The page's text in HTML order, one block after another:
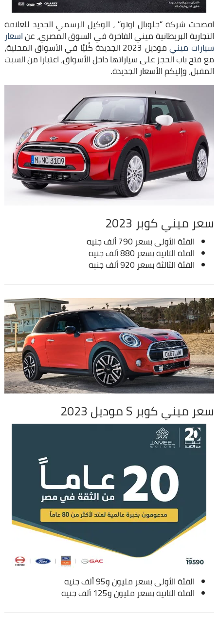
افصحت شركة “جلوبال اوتو” ، الوكيل الرسمي الجديد للعلامة
التجارية البريطانية ميني الفاخرة في السوق المصري، عناسعار
سيارات ميني موديل 2023 الجديدة كُليًا في الأسواق المحلية،
مع فتح باب الحجز على سياراتها داخل الأسواق، اعتبارا من السبت
المقبل، وإليكم الأسعار الجديدة.
سعر ميني كوبر 2023
الفئة الأولى بسعر 790 ألف جنيه
الفئة الثانية بسعر 880 ألف جنيه
الفئة الثالثة بسعر 920 ألف جنيه
سعر ميني كوبر S موديل 2023
الفئة الأولى بسعر مليون و95 ألف جنيه
الفئة الثانية بسعر مليون و125 ألف جنيه